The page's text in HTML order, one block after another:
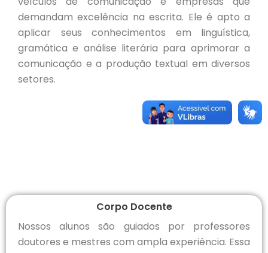
demandam excelência na escrita. Ele é apto a
aplicar seus conhecimentos em linguística,
gramática e análise literária para aprimorar a
comunicação e a produção textual em diversos
setores.
Corpo Docente
Nossos alunos são guiados por professores
doutores e mestres com ampla experiência. Essa